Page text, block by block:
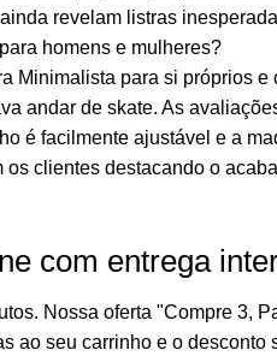
revelam listras
homens e mulheres?
Minimalista para si próprios
andar de skate. As
é facilmente ajustável e a
clientes destacando o
com entrega
Nossa oferta "Compre 3,
ao seu carrinho e o